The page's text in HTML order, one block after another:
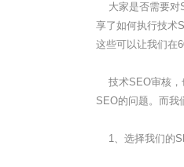
大家是否需要对
享了如何执行技术
这些可以让我们在
技术SEO审核，
SEO的问题。而我
1、选择我们的